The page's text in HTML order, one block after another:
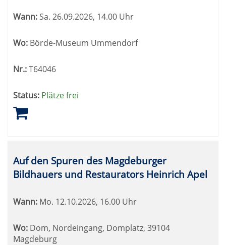
Wann:Sa. 26.09.2026, 14.00 Uhr
Wo: Börde-Museum Ummendorf
Nr.:T64046
Status: Plätze frei
Auf den Spuren des Magdeburger
Bildhauers und Restaurators Heinrich Apel
Wann: Mo. 12.10.2026, 16.00 Uhr
Wo: Dom, Nordeingang, Domplatz, 39104
Magdeburg